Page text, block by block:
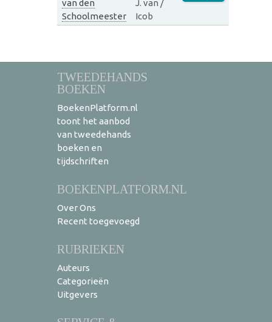
van den
Schoolmeester
J. van /
Icob
TWEEDEHANDS
BOEKEN
BoekenPlatform.nl
toont het aanbod
van tweedehands
boeken en
tijdschriften
BOEKENPLATFORM.NL
Over Ons
Recent toegevoegd
RUBRIEKEN
Auteurs
Categorieën
Uitgevers